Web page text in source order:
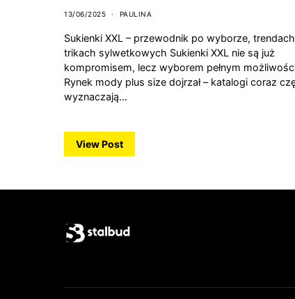
13/06/2025 PAULINA
Sukienki XXL – przewodnik po wyborze,
trikach sylwetkowych Sukienki XXL nie są już
kompromisem, lecz wyborem pełnym
Rynek mody plus size dojrzał – katalogi coraz
wyznaczają…
View Post